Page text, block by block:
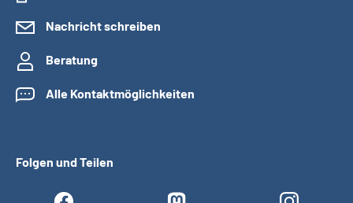
Nachricht schreiben
Beratung
Alle Kontaktmöglichkeiten
Folgen und Teilen